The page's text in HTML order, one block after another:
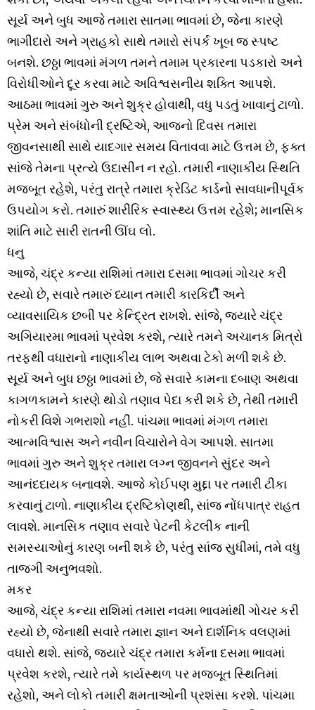
સૂર્ય અને બુધ આજે તમારા સાતમા ભાવમાં છે, જેના કારણે
ભાગીદારો અને ગ્રાહકો સાથે તમારો સંપર્ક ખૂબ જ સ્પષ્ટ
બનશે. છઠ્ઠા ભાવમાં મંગળ તમને તમામ પ્રકારના પડકારો અને
વિરોધીઓને દૂર કરવા માટે અવિશ્વસનીય શક્તિ આપશે.
આઠમા ભાવમાં ગુરુ અને શુક્ર હોવાથી, વધુ પડતું ખાવાનું ટાળો.
પ્રેમ અને સંબંધોની દ્રષ્ટિએ, આજનો દિવસ તમારા
જીવનસાથી સાથે યાદગાર સમય વિતાવવા માટે ઉત્તમ છે, ફક્ત
સાંજે તેમના પ્રત્યે ઉદાસીન ન રહો. તમારી નાણાકીય સ્થિતિ
મજબૂત રહેશે, પરંતુ રાત્રે તમારા ક્રેડિટ કાર્ડનો સાવધાનીપૂર્વક
ઉપયોગ કરો. તમારું શારીરિક સ્વાસ્થ્ય ઉત્તમ રહેશે; માનસિક
શાંતિ માટે સારી રાતની ઊંઘ લો.
ધનુ
આજે, ચંદ્ર કન્યા રાશિમાં તમારા દસમા ભાવમાં ગોચર કરી
રહ્યો છે, સવારે તમારું ધ્યાન તમારી કારકિર્દી અને
વ્યાવસાયિક છબી પર કેન્દ્રિત રાખશે. સાંજે, જ્યારે ચંદ્ર
અગિયારમા ભાવમાં પ્રવેશ કરશે, ત્યારે તમને અચાનક મિત્રો
તરફથી વધારાનો નાણાકીય લાભ અથવા ટેકો મળી શકે છે.
સૂર્ય અને બુધ છઠ્ઠા ભાવમાં છે, જે સવારે કામના દબાણ અથવા
કાગળકામને કારણે થોડો તણાવ પેદા કરી શકે છે, તેથી તમારી
નોકરી વિશે ગભરાશો નહીં. પાંચમા ભાવમાં મંગળ તમારા
આત્મવિશ્વાસ અને નવીન વિચારોને વેગ આપશે. સાતમા
ભાવમાં ગુરુ અને શુક્ર તમારા લગ્ન જીવનને સુંદર અને
આનંદદાયક બનાવશે. આજે કોઈપણ મુદ્દા પર તમારી ટીકા
કરવાનું ટાળો. નાણાકીય દ્રષ્ટિકોણથી, સાંજ નોંધપાત્ર રાહત
લાવશે. માનસિક તણાવ સવારે પેટની કેટલીક નાની
સમસ્યાઓનું કારણ બની શકે છે, પરંતુ સાંજ સુધીમાં, તમે વધુ
તાજગી અનુભવશો.
મકર
આજે, ચંદ્ર કન્યા રાશિમાં તમારા નવમા ભાવમાંથી ગોચર કરી
રહ્યો છે, જેનાથી સવારે તમારા જ્ઞાન અને દાર્શનિક વલણમાં
વધારો થશે. સાંજે, જ્યારે ચંદ્ર તમારા કર્મના દસમા ભાવમાં
પ્રવેશ કરશે, ત્યારે તમે કાર્યસ્થળ પર મજબૂત સ્થિતિમાં
રહેશો, અને લોકો તમારી ક્ષમતાઓની પ્રશંસા કરશે. પાંચમા